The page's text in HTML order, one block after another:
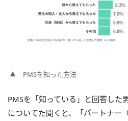
PMSを知った方法
PMSを「知っている」と回答した
についてた聞くと、「パートナー